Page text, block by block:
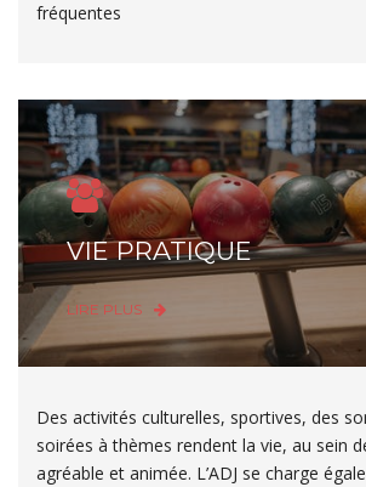
fréquentes
VIE PRATIQUE
LIRE PLUS
Des activités culturelles, sportives, des
soirées à thèmes rendent la vie, au sein
agréable et animée. L’ADJ se charge